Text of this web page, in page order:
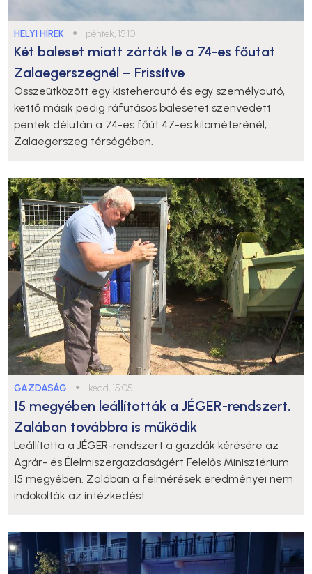
HELYI HÍREK ● péntek, 15:10
Két baleset miatt zárták le a 74-es főutat
Zalaegerszegnél – Frissítve
Összeütközött egy kisteherautó és egy személyautó,
kettő másik pedig ráfutásos balesetet szenvedett
péntek délután a 74-es főút 47-es kilométerénél,
Zalaegerszeg térségében.
GAZDASÁG ● kedd, 15:05
15 megyében leállították a JÉGER-rendszert,
Zalában továbbra is működik
Leállította a JÉGER-rendszert a gazdák kérésére az
Agrár- és Élelmiszergazdaságért Felelős Minisztérium
15 megyében. Zalában a felmérések eredményei nem
indokolták az intézkedést.